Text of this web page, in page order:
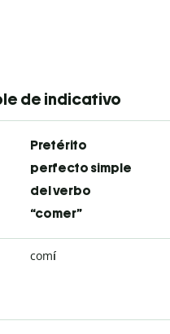
de indicativo
Pretérito
perfecto simple
del verbo
“comer”
comí